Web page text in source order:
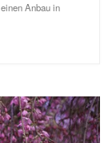
Anbau in